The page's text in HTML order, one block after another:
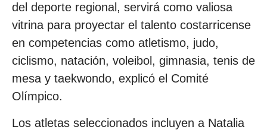
del deporte regional, servirá como valiosa
vitrina para proyectar el talento costarricense
en competencias como atletismo, judo,
ciclismo, natación, voleibol, gimnasia, tenis de
mesa y taekwondo, explicó el Comité
Olímpico.
Los atletas seleccionados incluyen a Natalia